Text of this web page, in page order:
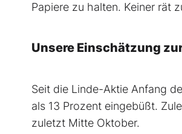
Papiere zu halten. Keiner rät
Unsere Einschätzung
Seit die Linde-Aktie Anfang
als 13 Prozent eingebüßt.
zuletzt Mitte Oktober.